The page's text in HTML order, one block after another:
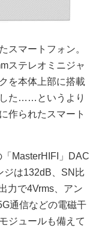
マートフォン。
ステレオミニジャ
を本体上部に搭載
した……というより
作られたスマート
MasterHIFI」DAC
ジは132dB、SN比
力で4Vrms、アン
通信などの電磁干
ジュールも備えて